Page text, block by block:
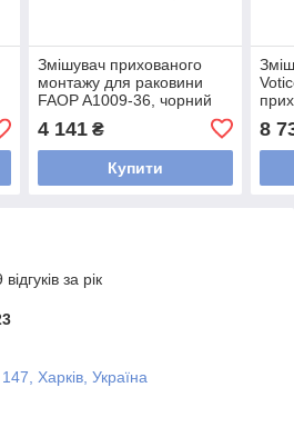
Змішувач прихованого
монтажу для раковини
FAOP A1009-36, чорний
4 141₴
Купити
8
за рік
Харків, Україна